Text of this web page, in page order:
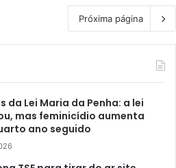
Próxima página
da Lei Maria da Penha: a lei
mas feminicídio aumenta
ano seguido